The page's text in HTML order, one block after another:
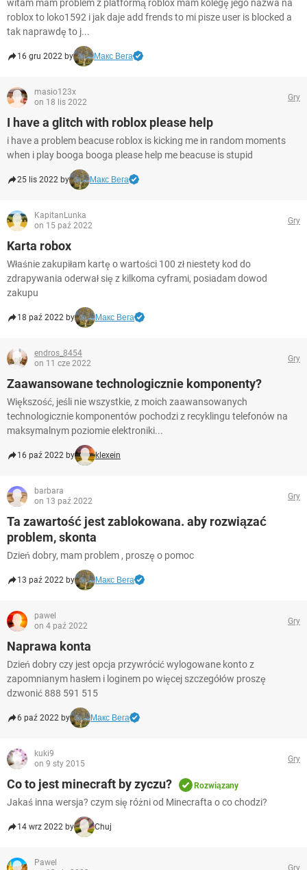
witam mam problem z platformą roblox mam kolegę jego nazwa na
roblox to loko1592 i jak daje add frends to mi pisze user is blocked a
tak naprawdę to j...
16 gru 2022 by Макс Вега
masio123x
on 18 lis 2022
Gry
I have a glitch with roblox please help
i have a problem beacuse roblox is kicking me in random moments
when i play booga booga please help me beacuse is stupid
25 lis 2022 by Макс Вега
KapitanLunka
on 15 paź 2022
Gry
Karta robox
Właśnie zakupiłam kartę o wartości 100 zł niestety kod do
zdrapywania oderwał się z kilkoma cyframi, posiadam dowod
zakupu
18 paź 2022 by Макс Вега
endros_8454
on 11 cze 2022
Gry
Zaawansowane technologicznie komponenty?
Większość, jeśli nie wszystkie, z moich zaawansowanych
technologicznie komponentów pochodzi z recyklingu telefonów na
maksymalnym poziomie elektroniki...
16 paź 2022 by klexein
barbara
on 13 paź 2022
Gry
Ta zawartość jest zablokowana. aby rozwiązać
problem, skonta
Dzień dobry, mam problem , proszę o pomoc
13 paź 2022 by Макс Вега
pawel
on 4 paź 2022
Gry
Naprawa konta
Dzień dobry czy jest opcja przywrócić wylogowane konto z
zapomnianym hasłem i loginem po więcej szczegółów proszę
dzwonić 888 591 515
6 paź 2022 by Макс Вега
kuki9
on 9 sty 2015
Gry
Co to jest minecraft by zyczu? Rozwiązany
Jakaś inna wersja? czym się różni od Minecrafta o co chodzi?
14 wrz 2022 by Chuj
Pawel
Gry